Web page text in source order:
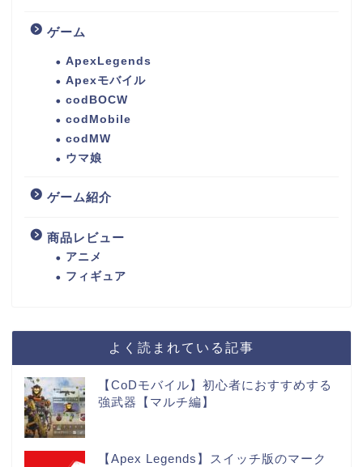
ゲーム
ApexLegends
Apexモバイル
codBOCW
codMobile
codMW
ウマ娘
ゲーム紹介
商品レビュー
アニメ
フィギュア
よく読まれている記事
【CoDモバイル】初心者におすすめする
強武器【マルチ編】
【Apex Legends】スイッチ版のマーク